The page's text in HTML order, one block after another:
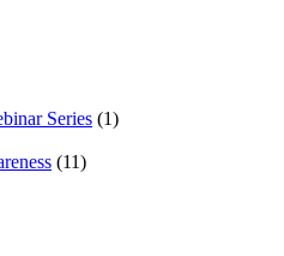
Series (1)
(11)